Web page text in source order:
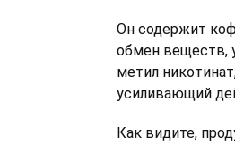
Он содержит
обмен веществ,
метил
усиливающий
Как видите,